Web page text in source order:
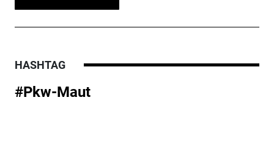
HASHTAG
#Pkw-Maut